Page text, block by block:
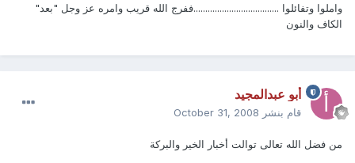
واملوا وتفائلوا ....................................ففرج الله قريب وامره عز وجل "بعد"
الكاف والنون
أبو عبدالمجيد
قام بنشر October 31, 2008
من فضل الله تعالى توالت أخبار الخير والبركة